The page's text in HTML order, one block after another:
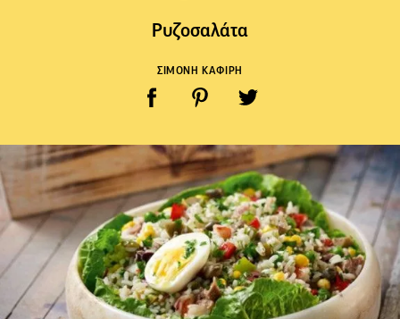
Ρυζοσαλάτα
ΣΙΜΟΝΗ ΚΑΦΙΡΗ